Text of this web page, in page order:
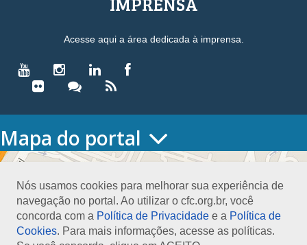
Nós usamos cookies para melhorar sua experiência de
navegação no portal. Ao utilizar o cfc.org.br, você
concorda com a Política de Privacidade e a Política de
Cookies. Para mais informações, acesse as políticas.
Acesse aqui a área dedicada à imprensa.
Mapa do portal
HOME
Conselho Diretor
Nossa Sede
Planejamento
Organograma